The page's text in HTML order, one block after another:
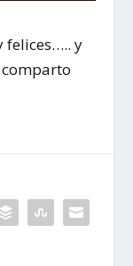
felices….. y